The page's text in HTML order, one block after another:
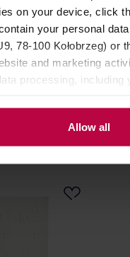
on your device, click
your personal
78-100 Kołobrzeg) or
and marketing
processing, including
Allow all
ferment check. Mega
słodycz i tona